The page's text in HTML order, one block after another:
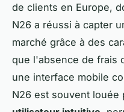
de clients en Europe,
N26 a réussi à capter
marché grâce à des
que l'absence de frais
une interface mobile
N26 est souvent louée